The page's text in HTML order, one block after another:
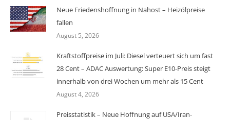
Neue Friedenshoffnung in Nahost – Heizölpreise
fallen
August 5, 2026
Kraftstoffpreise im Juli: Diesel verteuert sich um fast
28 Cent – ADAC Auswertung: Super E10-Preis steigt
innerhalb von drei Wochen um mehr als 15 Cent
August 4, 2026
Preisstatistik – Neue Hoffnung auf USA/Iran-